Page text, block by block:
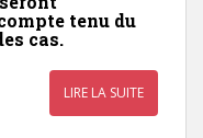
tenu du
cas.
LIRE LA SUITE